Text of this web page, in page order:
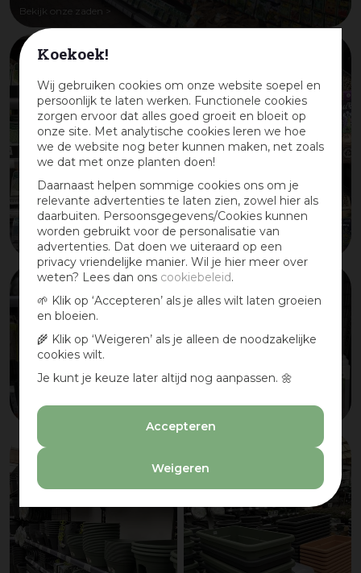
Koekoek!
Wij gebruiken cookies om onze website soepel en
persoonlijk te laten werken. Functionele cookies
zorgen ervoor dat alles goed groeit en bloeit op
onze site. Met analytische cookies leren we hoe
we de website nog beter kunnen maken, net zoals
we dat met onze planten doen!
Daarnaast helpen sommige cookies ons om je
relevante advertenties te laten zien, zowel hier als
daarbuiten. Persoonsgegevens/Cookies kunnen
worden gebruikt voor de personalisatie van
advertenties. Dat doen we uiteraard op een
privacy vriendelijke manier. Wil je hier meer over
weten? Lees dan ons cookiebeleid.
🌱 Klik op ‘Accepteren’ als je alles wilt laten groeien
en bloeien.
🌾 Klik op ‘Weigeren’ als je alleen de noodzakelijke
cookies wilt.
Je kunt je keuze later altijd nog aanpassen. 🌼
Accepteren
Weigeren
Bekijk onze zaden >
Bekijk onze zaden > Bekijk onze zaden >
Bekijk ons kweekmateriaal >
broeikassen